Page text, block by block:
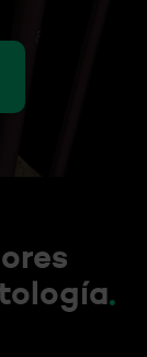
.